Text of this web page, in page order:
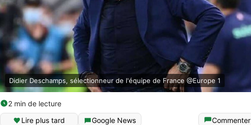
Didier Deschamps, sélectionneur de l'équipe de France @Europe 1
2 min de lecture
Lire plus tard
Google News Commenter